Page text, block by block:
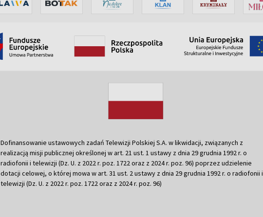
Dofinansowanie ustawowych zadań Telewizji Polskiej S.A. w likwidacji, związanych z
realizacją misji publicznej określonej w art. 21 ust. 1 ustawy z dnia 29 grudnia 1992 r. o
radiofonii i telewizji (Dz. U. z 2022 r. poz. 1722 oraz z 2024 r. poz. 96) poprzez udzielenie
dotacji celowej, o której mowa w art. 31 ust. 2 ustawy z dnia 29 grudnia 1992 r. o radiofonii i
telewizji (Dz. U. z 2022 r. poz. 1722 oraz z 2024 r. poz. 96)